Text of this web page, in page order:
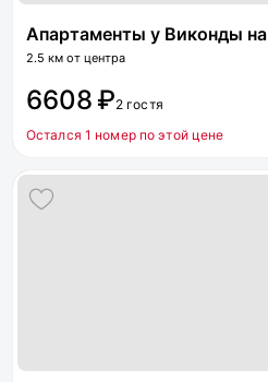
Апартаменты у Виконды
2.5 км от центра
6608 ₽2 гостя
Остался 1 номер по этой цене